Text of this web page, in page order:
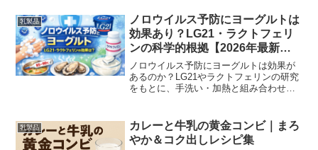
乳製品
ノロウイルス予防にヨーグルトは
効果あり？LG21・ラクトフェリ
ンの科学的根拠【2026年最新
版】
ノロウイルス予防にヨーグルトは効果が
あるのか？LG21やラクトフェリンの研究
をもとに、手洗い・加熱と組み合わせた
乳製品
カレーと牛乳の黄金コンビ｜まろ
やか＆コク出しレシピ集